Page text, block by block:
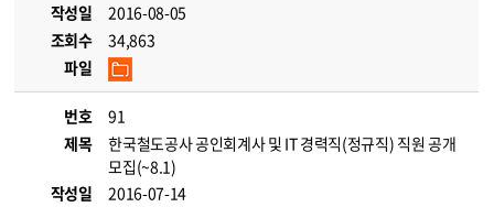
작성일
2016-08-05
조회수
34,863
파일
번호
91
제목
한국철도공사 공인회계사 및 IT 경력직(정규직) 직원 공개
모집(~8.1)
작성일
2016-07-14